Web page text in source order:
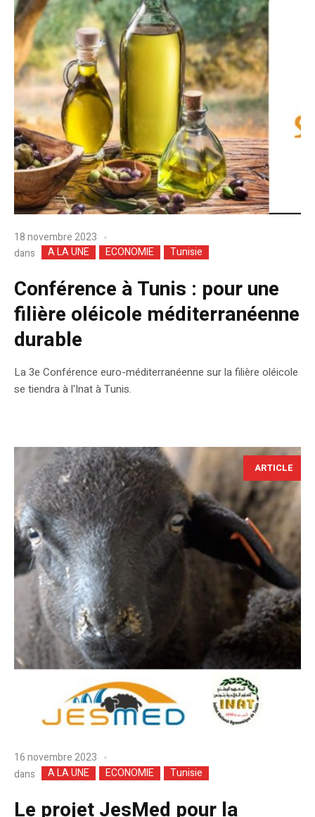
18 novembre 2023
dans
A LA UNE ECONOMIE Tunisie
Conférence à Tunis : pour une
filière oléicole méditerranéenne
durable
La 3e Conférence euro-méditerranéenne sur la filière oléicole
se tiendra à l'Inat à Tunis.
ARTICLE
16 novembre 2023
dans
A LA UNE ECONOMIE Tunisie
Le projet JesMed pour la